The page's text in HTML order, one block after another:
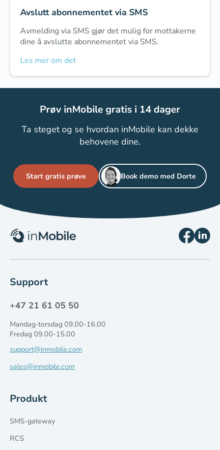
Avslutt abonnementet via SMS
Avmelding via SMS gjør det mulig for mottakerne
dine å avslutte abonnementet via SMS.
Les mer om det
Prøv inMobile gratis i 14 dager
Ta steget og se hvordan inMobile kan dekke
behovene dine.
Start gratis prøve Book demo med Dorte
Support
+47 21 61 05 50
Mandag-torsdag 09.00-16.00
Fredag 09.00-15.00
support@inmobile.com
sales@inmobile.com
Produkt
SMS-gateway
RCS